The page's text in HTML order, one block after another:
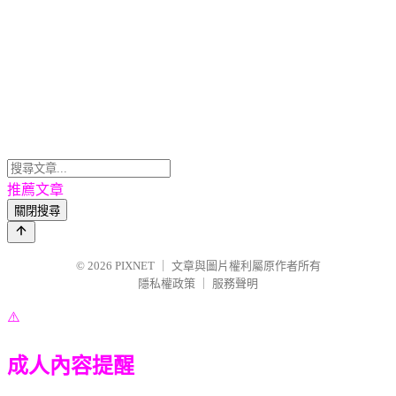
推薦文章
關閉搜尋
© 2026 PIXNET
文章與圖片權利屬原作者所有
隱私權政策
服務聲明
⚠️
成人內容提醒